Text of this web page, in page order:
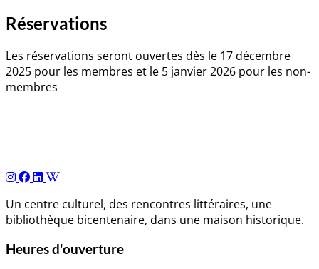
Réservations
Les réservations seront ouvertes dès le 17 décembre
2025 pour les membres et le 5 janvier 2026 pour les non-
membres
Un centre culturel, des rencontres littéraires, une
bibliothèque bicentenaire, dans une maison historique.
Heures d'ouverture